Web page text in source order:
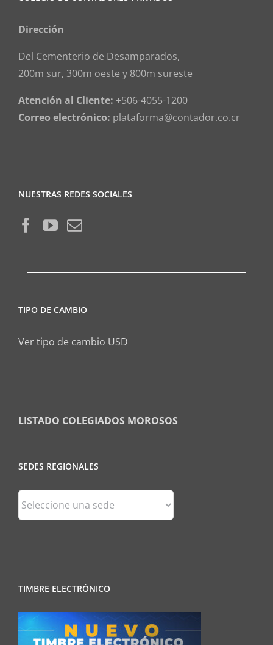
Dirección
Del Cementerio de Desamparados,
200m sur, 300m oeste y 800m sureste
Atención al Cliente: +506-4055-1200
Correo electrónico: plataforma@contador.co.cr
NUESTRAS REDES SOCIALES
TIPO DE CAMBIO
Ver tipo de cambio USD
LISTADO COLEGIADOS MOROSOS
SEDES REGIONALES
Sedes
Regionales
TIMBRE ELECTRÓNICO